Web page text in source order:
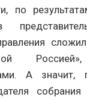
по
А значит,